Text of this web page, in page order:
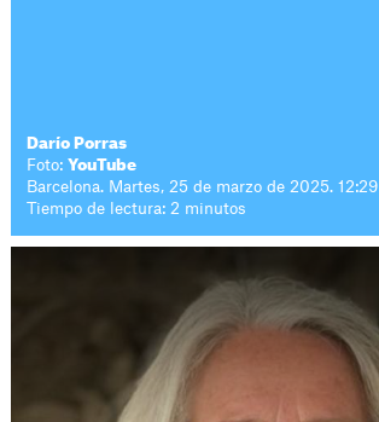
Darío Porras
Foto: YouTube
Barcelona. Martes, 25 de marzo de 2025. 12:29
Tiempo de lectura: 2 minutos